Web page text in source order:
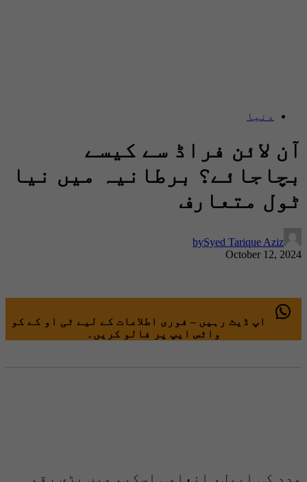
دنیا
آن لائن فراڈ سے کیسے
بچاجائے؟ برطانیہ میں نیا
ٹول متعارف
bySyed Tarique Aziz
October 12, 2024
اپ ڈیٹ رہیں – فوری اطلاعات کے لیے ٹی او کے کو
واٹس ایپ پر فالو کریں۔
مدد کی اپیل، انعامی اسکیم میں بڑی رقم